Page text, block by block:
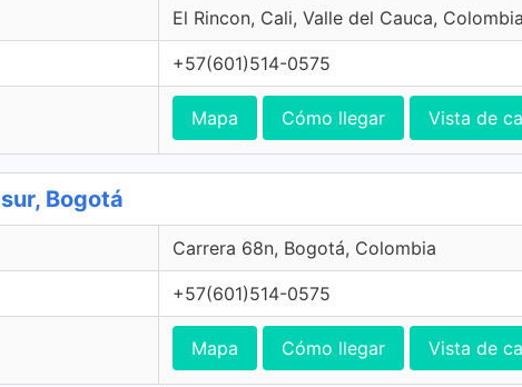
El Rincon, Cali, Valle del Cauca, Colombia
+57(601)514-0575
Mapa Cómo llegar Vista de
Bogotá
Carrera 68n, Bogotá, Colombia
+57(601)514-0575
Mapa Cómo llegar Vista de